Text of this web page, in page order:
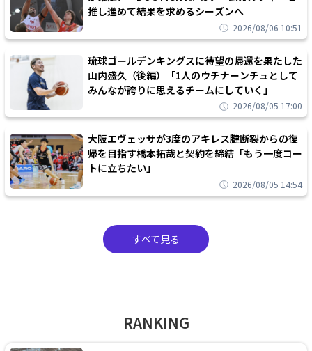
推し進めて結果を求めるシーズンへ
2026/08/06 10:51
琉球ゴールデンキングスに待望の帰還を果たした
山内盛久（後編）「1人のウチナーンチュとして
みんなが誇りに思えるチームにしていく」
2026/08/05 17:00
大阪エヴェッサが3度のアキレス腱断裂からの復
帰を目指す橋本拓哉と契約を締結「もう一度コー
トに立ちたい」
2026/08/05 14:54
すべて見る
RANKING